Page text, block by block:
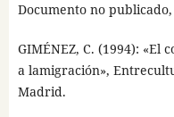
Documento no
GIMÉNEZ, C. (1994): «El
a lamigración»,
Madrid.